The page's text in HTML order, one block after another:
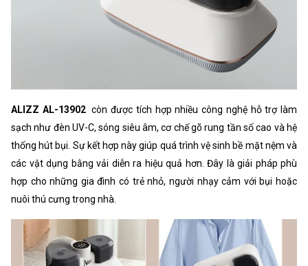
ALIZZ AL-13902 còn được tích hợp nhiều công nghệ hỗ trợ làm
sạch như đèn UV-C, sóng siêu âm, cơ chế gõ rung tần số cao và hệ
thống hút bụi. Sự kết hợp này giúp quá trình vệ sinh bề mặt nệm và
các vật dụng bằng vải diễn ra hiệu quả hơn. Đây là giải pháp phù
hợp cho những gia đình có trẻ nhỏ, người nhạy cảm với bụi hoặc
nuôi thú cưng trong nhà.